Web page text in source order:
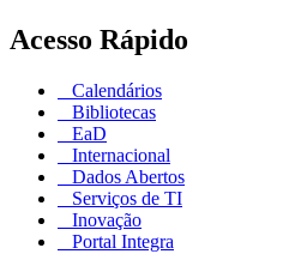
Acesso Rápido
Calendários
Bibliotecas
EaD
Internacional
Dados Abertos
Serviços de TI
Inovação
Portal Integra